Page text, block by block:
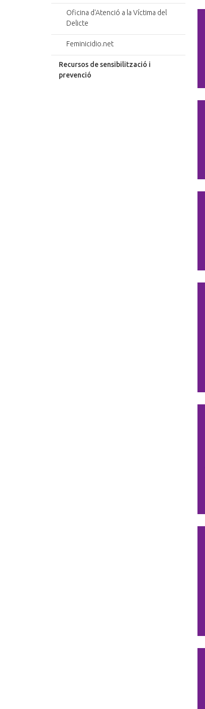
Oficina d'Atenció a la Víctima del
Delicte
Feminicidio.net
Recursos de sensibilització i
prevenció